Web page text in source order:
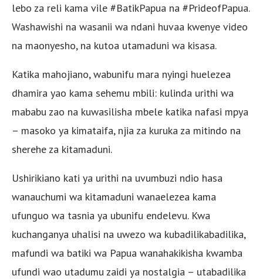
lebo za reli kama vile #BatikPapua na #PrideofPapua.
Washawishi na wasanii wa ndani huvaa kwenye video
na maonyesho, na kutoa utamaduni wa kisasa.
Katika mahojiano, wabunifu mara nyingi huelezea
dhamira yao kama sehemu mbili: kulinda urithi wa
mababu zao na kuwasilisha mbele katika nafasi mpya
– masoko ya kimataifa, njia za kuruka za mitindo na
sherehe za kitamaduni.
Ushirikiano kati ya urithi na uvumbuzi ndio hasa
wanauchumi wa kitamaduni wanaelezea kama
ufunguo wa tasnia ya ubunifu endelevu. Kwa
kuchanganya uhalisi na uwezo wa kubadilikabadilika,
mafundi wa batiki wa Papua wanahakikisha kwamba
ufundi wao utadumu zaidi ya nostalgia – utabadilika